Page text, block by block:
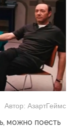
Автор: АзартГеймс
можно поесть